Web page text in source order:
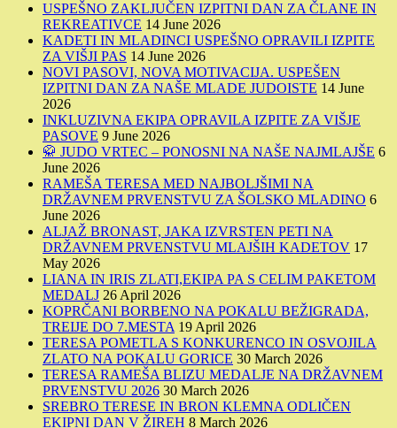
USPEŠNO ZAKLJUČEN IZPITNI DAN ZA ČLANE IN
REKREATIVCE 14 June 2026
KADETI IN MLADINCI USPEŠNO OPRAVILI IZPITE
ZA VIŠJI PAS 14 June 2026
NOVI PASOVI, NOVA MOTIVACIJA. USPEŠEN
IZPITNI DAN ZA NAŠE MLADE JUDOISTE 14 June
2026
INKLUZIVNA EKIPA OPRAVILA IZPITE ZA VIŠJE
PASOVE 9 June 2026
🥋 JUDO VRTEC – PONOSNI NA NAŠE NAJMLAJŠE 6
June 2026
RAMEŠA TERESA MED NAJBOLJŠIMI NA
DRŽAVNEM PRVENSTVU ZA ŠOLSKO MLADINO 6
June 2026
ALJAŽ BRONAST, JAKA IZVRSTEN PETI NA
DRŽAVNEM PRVENSTVU MLAJŠIH KADETOV 17
May 2026
LIANA IN IRIS ZLATI,EKIPA PA S CELIM PAKETOM
MEDALJ 26 April 2026
KOPRČANI BORBENO NA POKALU BEŽIGRADA,
TREIJE DO 7.MESTA 19 April 2026
TERESA POMETLA S KONKURENCO IN OSVOJILA
ZLATO NA POKALU GORICE 30 March 2026
TERESA RAMEŠA BLIZU MEDALJE NA DRŽAVNEM
PRVENSTVU 2026 30 March 2026
SREBRO TERESE IN BRON KLEMNA ODLIČEN
EKIPNI DAN V ŽIREH 8 March 2026